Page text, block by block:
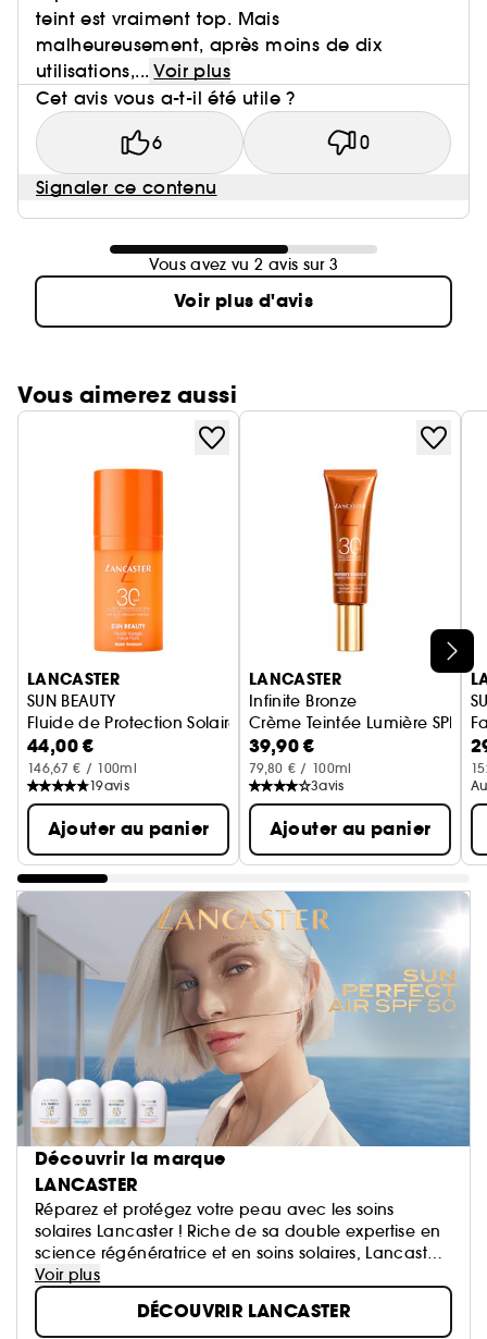
teint est vraiment top. Mais
malheureusement, après moins de dix
utilisations,... Voir plus
Cet avis vous a-t-il été utile ?
6 0
Signaler ce contenu
Vous avez vu 2 avis sur 3
Voir plus d'avis
Vous aimerez aussi
Ignorer le carrousel produits
LANCASTER
SUN BEAUTY
Fluide de Protection Solaire SPF 30
44,00 €
146,67 € / 100ml
19avis
Ajouter au panier
LANCASTER
Infinite Bronze
Crème Teintée Lumière SPF30
39,90 €
79,80 € / 100ml
3avis
Ajouter au panier
Découvrir la marque
LANCASTER
Réparez et protégez votre peau avec les soins
solaires Lancaster ! Riche de sa double expertise en
science régénératrice et en soins solaires, Lancaster
innove continuellement pour vous offrir le meilleur
des protections solaires.
Voir plus
DÉCOUVRIR LANCASTER